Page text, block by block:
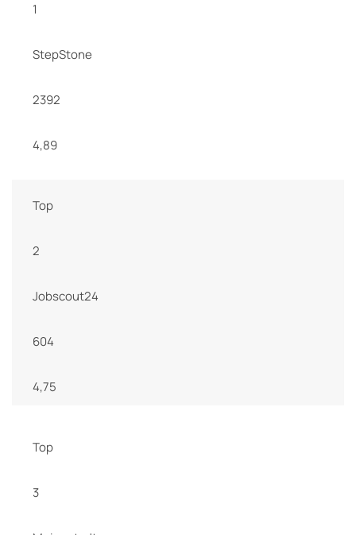
1
StepStone
2392
4,89
Top
2
Jobscout24
604
4,75
Top
3